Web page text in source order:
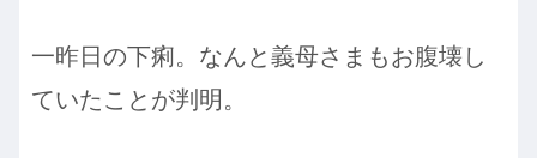
一昨日の下痢。なんと義母さまもお腹壊し
ていたことが判明。